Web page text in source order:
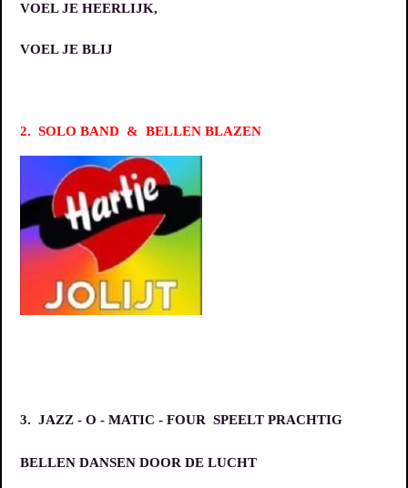
VOEL JE HEERLIJK,
VOEL JE BLIJ
2. SOLO BAND & BELLEN BLAZEN
3. JAZZ - O - MATIC - FOUR SPEELT PRACHTIG
BELLEN DANSEN DOOR DE LUCHT